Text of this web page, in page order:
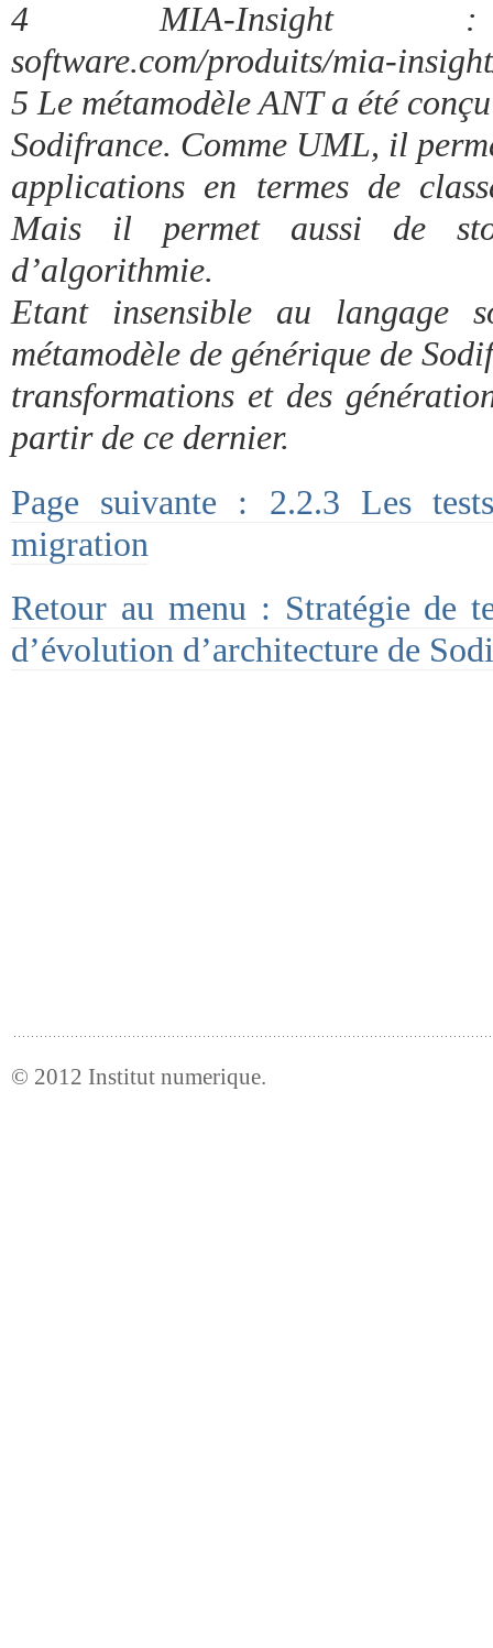
4 MIA-Insight :
software.com/produits/mia-
5 Le métamodèle ANT a été
Sodifrance. Comme UML, il
applications en termes de
Mais il permet aussi de
d’algorithmie.
Etant insensible au langage
métamodèle de générique de
transformations et des
partir de ce dernier.
Page suivante : 2.2.3 Les
migration
Retour au menu : Stratégie de
d’évolution d’architecture de
© 2012 Institut numerique.